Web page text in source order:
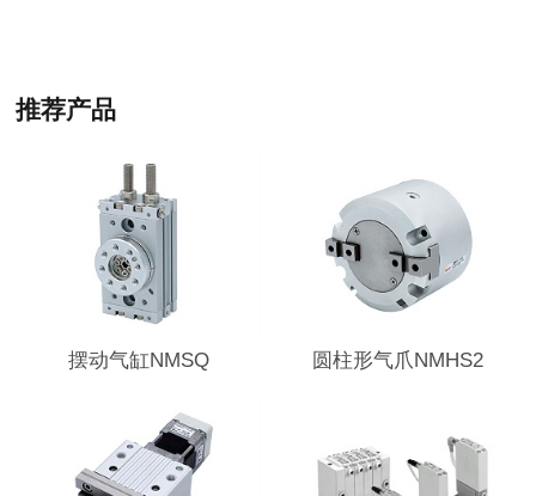
推荐产品
摆动气缸NMSQ 圆柱形气爪NMHS2